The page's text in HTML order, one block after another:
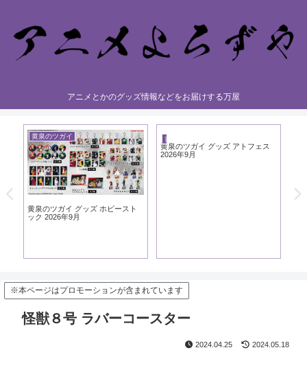
アニメとかのグッズ情報などをお届けする万屋
黄泉のツガイ
黄泉のツガイ グッズ ホビースト
ック 2026年9月
黄泉のツガイ
黄泉のツガイ グッズ アトフェス
2026年9月
※本ページはプロモーションが含まれています
怪獣８号 ラバーコースター
2024.04.25 2024.05.18